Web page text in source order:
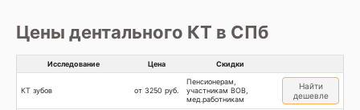
Цены дентального КТ в СПб
Исследование Цена Скидки
КТ зубов от 3250 руб.
Пенсионерам,
участникам ВОВ,
мед.работникам
Найти
дешевле